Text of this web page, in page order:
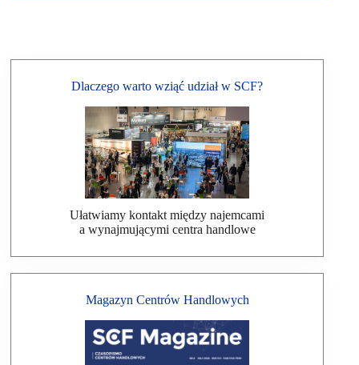
Dlaczego warto wziąć udział w SCF?
Ułatwiamy kontakt między najemcami
a wynajmującymi centra handlowe
Magazyn Centrów Handlowych